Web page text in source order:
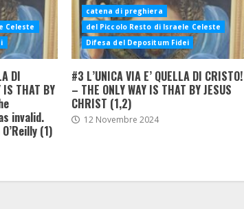
Celeste
DI
IS THAT BY
invalid.
(1)
catena di preghiera
del Piccolo Resto di Israele Celeste
Difesa del Depositum Fidei
#3 L’UNICA VIA E’ QUELLA DI CRISTO!
– THE ONLY WAY IS THAT BY JESUS
CHRIST (1,2)
12 Novembre 2024